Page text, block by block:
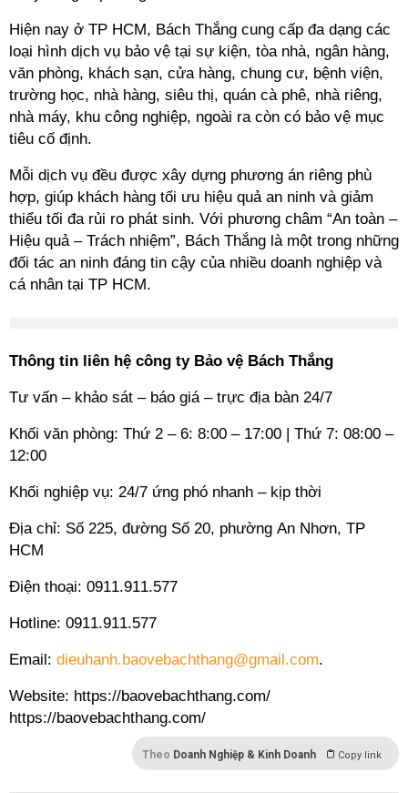
Hiện nay ở TP HCM, Bách Thắng cung cấp đa dạng các
loại hình dịch vụ bảo vệ tại sự kiện, tòa nhà, ngân hàng,
văn phòng, khách sạn, cửa hàng, chung cư, bệnh viện,
trường học, nhà hàng, siêu thị, quán cà phê, nhà riêng,
nhà máy, khu công nghiệp, ngoài ra còn có bảo vệ mục
tiêu cố định.
Mỗi dịch vụ đều được xây dựng phương án riêng phù
hợp, giúp khách hàng tối ưu hiệu quả an ninh và giảm
thiểu tối đa rủi ro phát sinh. Với phương châm “An toàn –
Hiệu quả – Trách nhiệm”, Bách Thắng là một trong những
đối tác an ninh đáng tin cậy của nhiều doanh nghiệp và
cá nhân tại TP HCM.
Thông tin liên hệ công ty Bảo vệ Bách Thắng
Tư vấn – khảo sát – báo giá – trực địa bàn 24/7
Khối văn phòng: Thứ 2 – 6: 8:00 – 17:00 | Thứ 7: 08:00 –
12:00
Khối nghiệp vụ: 24/7 ứng phó nhanh – kịp thời
Địa chỉ: Số 225, đường Số 20, phường An Nhơn, TP
HCM
Điện thoại: 0911.911.577
Hotline: 0911.911.577
Email: dieuhanh.baovebachthang@gmail.com.
Website: https://baovebachthang.com/
https://baovebachthang.com/
Theo Doanh Nghiệp & Kinh Doanh Copy link